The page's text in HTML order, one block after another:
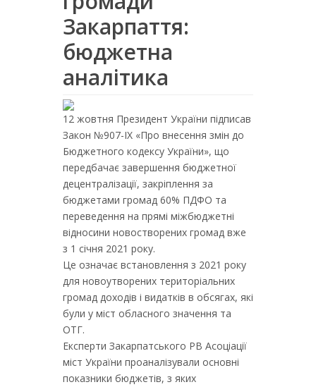
Закарпаття:
бюджетна
аналітика
12 жовтня Президент України підписав
Закон №907-IX «Про внесення змін до
Бюджетного кодексу України», що
передбачає завершення бюджетної
децентралізації, закріплення за
бюджетами громад 60% ПДФО та
переведення на прямі міжбюджетні
відносини новостворених громад вже
з 1 січня 2021 року.
Це означає встановлення з 2021 року
для новоутворених територіальних
громад доходів і видатків в обсягах, які
були у міст обласного значення та
ОТГ.
Експерти Закарпатського РВ Асоціації
міст України проаналізували основні
показники бюджетів, з яких